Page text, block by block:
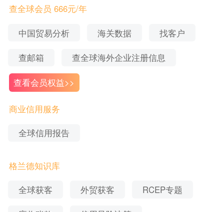
以上数据均由格兰德全球企业信息数据库搜集处
理，格兰德提供全球企业信用调查、企业信用等级认
证、全球账款追收等服务。如果想要获取更多数据或
了解相关服务，可以联系在线客服获取相关资料或
申请产品试用。
查全球会员 666元/年
中国贸易分析 海关数据 找客户
查邮箱 查全球海外企业注册信息
查看会员权益>>
商业信用服务
全球信用报告
格兰德知识库
全球获客 外贸获客 RCEP专题